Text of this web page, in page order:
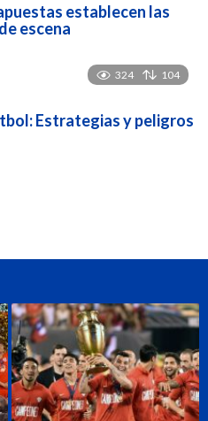
establecen las
escena
324 104
Estrategias y peligros